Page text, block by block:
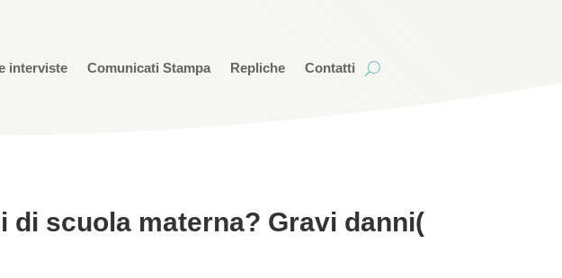
interviste Comunicati Stampa Repliche Contatti
di scuola materna? Gravi danni(